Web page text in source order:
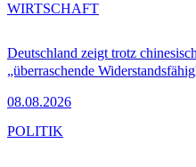
Deutschland zeigt trotz
„überraschende
08.08.2026
WIRTSCHAFT
POLITIK